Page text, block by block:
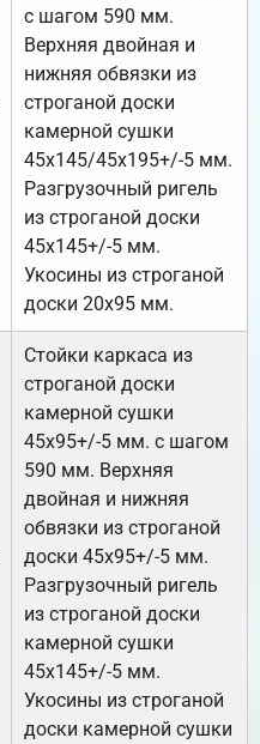
с шагом 590 мм.
Верхняя двойная и
нижняя обвязки из
строганой доски
камерной сушки
45х145/45х195+/-5 мм.
Разгрузочный ригель
из строганой доски
45х145+/-5 мм.
Укосины из строганой
доски 20х95 мм.
Стойки каркаса из
строганой доски
камерной сушки
45х95+/-5 мм. с шагом
590 мм. Верхняя
двойная и нижняя
обвязки из строганой
доски 45х95+/-5 мм.
Разгрузочный ригель
из строганой доски
камерной сушки
45х145+/-5 мм.
Укосины из строганой
доски камерной сушки